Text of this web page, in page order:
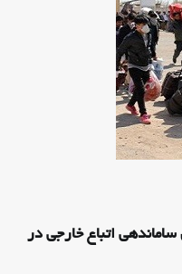
اتباع خارجی در